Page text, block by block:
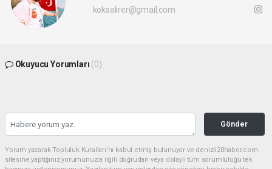
koksalirer@gmail.com
Okuyucu Yorumları (0)
Gönder
Yorum yazarak Topluluk Kuralları’nı kabul etmiş bulunuyor ve denizli20haber.com
sitesine yaptığınız yorumunuzla ilgili doğrudan veya dolaylı tüm sorumluluğu tek